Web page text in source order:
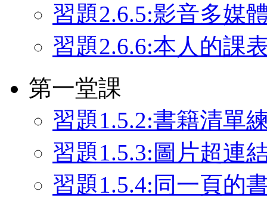
習題2.6.5:影音多媒
習題2.6.6:本人的課
第一堂課
習題1.5.2:書籍清單
習題1.5.3:圖片超連
習題1.5.4:同一頁的